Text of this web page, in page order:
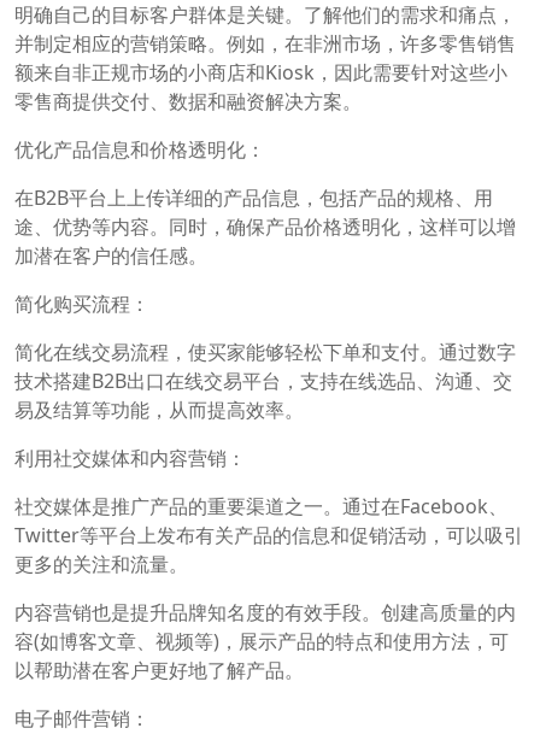
明确自己的目标客户群体是关键。了解他们的需求和痛点，
并制定相应的营销策略。例如，在非洲市场，许多零售销售
额来自非正规市场的小商店和Kiosk，因此需要针对这些小
零售商提供交付、数据和融资解决方案。
优化产品信息和价格透明化：
在B2B平台上上传详细的产品信息，包括产品的规格、用
途、优势等内容。同时，确保产品价格透明化，这样可以增
加潜在客户的信任感。
简化购买流程：
简化在线交易流程，使买家能够轻松下单和支付。通过数字
技术搭建B2B出口在线交易平台，支持在线选品、沟通、交
易及结算等功能，从而提高效率。
利用社交媒体和内容营销：
社交媒体是推广产品的重要渠道之一。通过在Facebook、
Twitter等平台上发布有关产品的信息和促销活动，可以吸引
更多的关注和流量。
内容营销也是提升品牌知名度的有效手段。创建高质量的内
容(如博客文章、视频等)，展示产品的特点和使用方法，可
以帮助潜在客户更好地了解产品。
电子邮件营销：